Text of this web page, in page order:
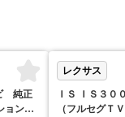
純正
ョン
レクサス
ＩＳ ＩＳ３
（フルセグＴ